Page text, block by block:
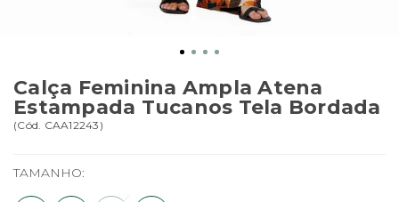
Calça Feminina Ampla Atena
Estampada Tucanos Tela Bordada
(Cód. CAA12243 )
TAMANHO: